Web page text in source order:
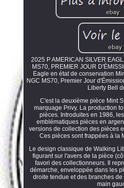
2025 P AMERICAN SILVER
MS70, PREMIER JOUR
Eagle en état de conservation
NGC MS70, Premier Jour
Liberty Bell
C'est la deuxième pièce Mint
marquage Privy. La production
pièces. Introduites en 1986,
emblématiques pièces en
versions de collection des pièces
Ces pièces sont frappées à la
Le design classique de Walking
figurant sur l'avers de la pièce
favori des collectionneurs. Il
démarche, enveloppée dans les
droite tendue et des branches
main